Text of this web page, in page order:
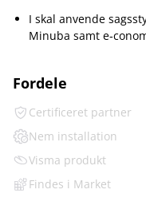
I skal anvende
Minuba samt
Fordele
Certificeret partner
Nem installation
Visma produkt
Findes i Market